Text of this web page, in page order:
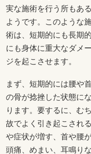
実な施術を行う所もある
ようです。このような
術は、短期的にも長期的
にも身体に重大なダメー
ジを起こさせます。
まず、短期的には腰や
の骨が捻挫した状態にな
ります。要するに、む
故でよく引き起こされ
や症状が増す、首や腰
頭痛、めまい、耳鳴り